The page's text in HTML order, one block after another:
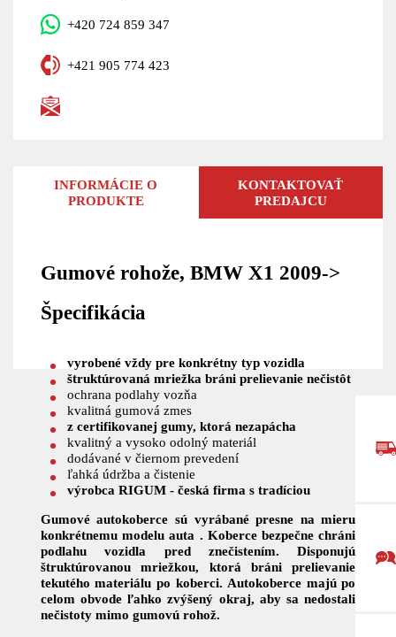
+420 724 859 347
+421 905 774 423
INFORMÁCIE O
PRODUKTE
KONTAKTOVAŤ
PREDAJCU
Gumové rohože, BMW X1 2009->
Špecifikácia
vyrobené vždy pre konkrétny typ vozidla
štruktúrovaná mriežka bráni prelievanie nečistôt
ochrana podlahy vozňa
kvalitná gumová zmes
z certifikovanej gumy, ktorá nezapácha
kvalitný a vysoko odolný materiál
dodávané v čiernom prevedení
ľahká údržba a čistenie
výrobca RIGUM - česká firma s tradíciou
Gumové autokoberce sú vyrábané presne na mieru
konkrétnemu modelu auta . Koberce bezpečne chráni
podlahu vozidla pred znečistením. Disponujú
štruktúrovanou mriežkou, ktorá bráni prelievanie
tekutého materiálu po koberci. Autokoberce majú po
celom obvode ľahko zvýšený okraj, aby sa nedostali
nečistoty mimo gumovú rohož.